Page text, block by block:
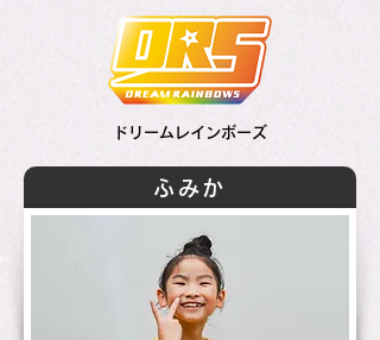
ドリームレインボーズ
ふみか